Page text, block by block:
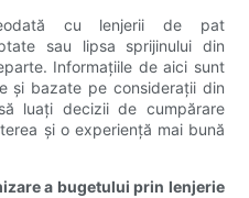
cu lenjerii de pat
sau lipsa sprijinului din
Informațiile de aici sunt
și bazate pe considerații din
luați decizii de cumpărare
și o experiență mai bună
a bugetului prin lenjerie